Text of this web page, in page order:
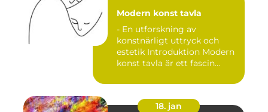
Modern konst tavla
- En utforskning av
konstnärligt uttryck och
estetik Introduktion Modern
konst tavla är ett fascin...
18. jan